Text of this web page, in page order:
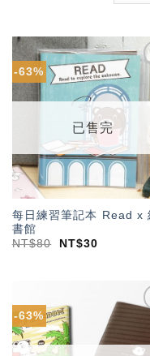
-63%
已售完
每日練習筆記本 Read x
書館
NT$80 NT$30
-63%